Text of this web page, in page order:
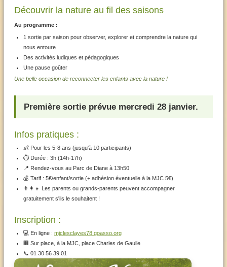
Découvrir la nature au fil des saisons
Au programme :
1 sortie par saison pour observer, explorer et comprendre la nature qui
nous entoure
Des activités ludiques et pédagogiques
Une pause goûter
Une belle occasion de reconnecter les enfants avec la nature !
Première sortie prévue mercredi 28 janvier.
Infos pratiques :
👶 Pour les 5-8 ans (jusqu'à 10 participants)
⏱️ Durée : 3h (14h-17h)
📍 Rendez-vous au Parc de Diane à 13h50
💰 Tarif : 5€/enfant/sortie (+ adhésion éventuelle à la MJC 5€)
👨‍👩‍👧 Les parents ou grands-parents peuvent accompagner
gratuitement s'ils le souhaitent !
Inscription :
💻 En ligne : mjclesclayes78.goasso.org
🏢 Sur place, à la MJC, place Charles de Gaulle
📞 01 30 56 39 01